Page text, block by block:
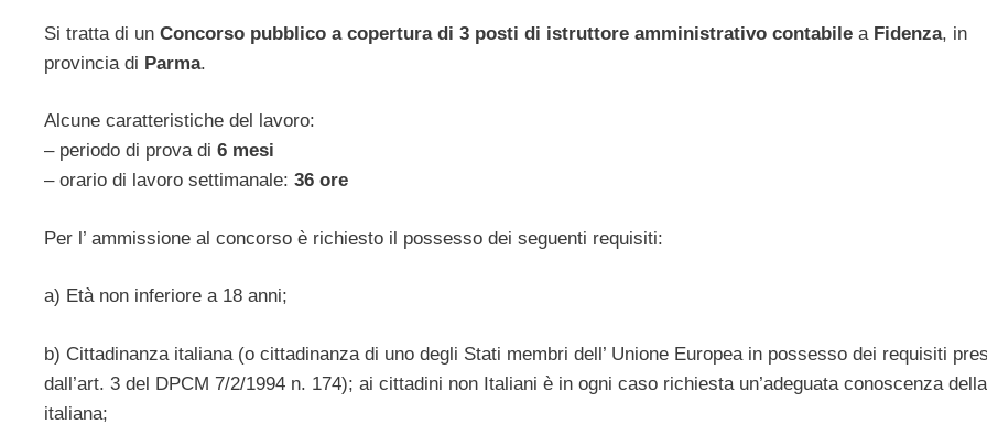
Si tratta di un Concorso pubblico a copertura di 3 posti di istruttore amministrativo contabile a Fidenza, in
provincia di Parma.
Alcune caratteristiche del lavoro:
– periodo di prova di 6 mesi
– orario di lavoro settimanale: 36 ore
Per l’ ammissione al concorso è richiesto il possesso dei seguenti requisiti:
a) Età non inferiore a 18 anni;
b) Cittadinanza italiana (o cittadinanza di uno degli Stati membri dell’ Unione Europea in possesso dei requisiti
dall’art. 3 del DPCM 7/2/1994 n. 174); ai cittadini non Italiani è in ogni caso richiesta un’adeguata conoscenza
italiana;